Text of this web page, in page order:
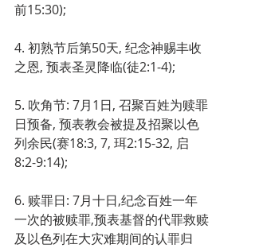
前15:30);
4. 初熟节后第50天, 纪念神赐丰收
之恩, 预表圣灵降临(徒2:1-4);
5. 吹角节: 7月1日, 召聚百姓为赎罪
日预备, 预表教会被提及招聚以色
列余民(赛18:3, 7, 珥2:15-32, 启
8:2-9:14);
6. 赎罪日: 7月十日,纪念百姓一年
一次的被赎罪,预表基督的代罪救赎
及以色列在大灾难期间的认罪归